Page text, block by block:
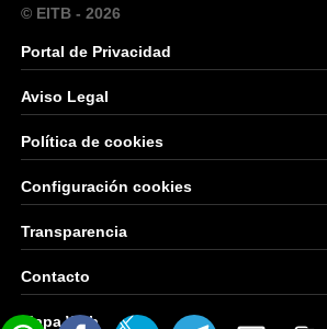
© EITB - 2026
Portal de Privacidad
Aviso Legal
Política de cookies
Configuración cookies
Transparencia
Contacto
Mapa Web